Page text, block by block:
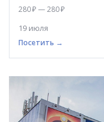
280 ₽ — 280 ₽
19 июля
Посетить →